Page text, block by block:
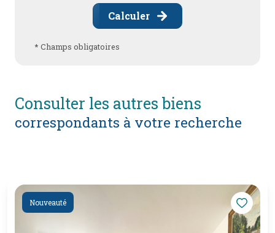
Calculer
* Champs obligatoires
consulter les autres biens
correspondants à votre recherche
Nouveauté